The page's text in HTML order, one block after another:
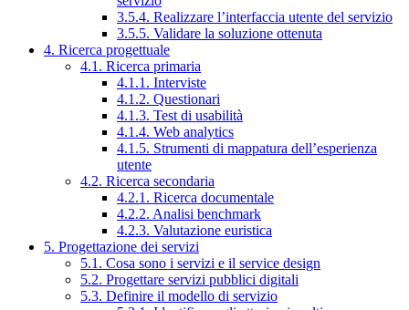
3.5.4. Realizzare l’interfaccia utente del servizio
3.5.5. Validare la soluzione ottenuta
4. Ricerca progettuale
4.1. Ricerca primaria
4.1.1. Interviste
4.1.2. Questionari
4.1.3. Test di usabilità
4.1.4. Web analytics
4.1.5. Strumenti di mappatura dell’esperienza
utente
4.2. Ricerca secondaria
4.2.1. Ricerca documentale
4.2.2. Analisi benchmark
4.2.3. Valutazione euristica
5. Progettazione dei servizi
5.1. Cosa sono i servizi e il service design
5.2. Progettare servizi pubblici digitali
5.3. Definire il modello di servizio